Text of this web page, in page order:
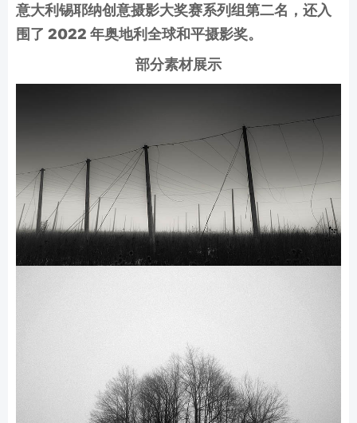
意大利锡耶纳创意摄影大奖赛系列组第二名，还入
围了 2022 年奥地利全球和平摄影奖。
部分素材展示